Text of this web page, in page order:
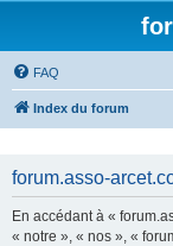
FAQ
Index du forum
forum.asso-
En accédant à «
« notre », « nos », «